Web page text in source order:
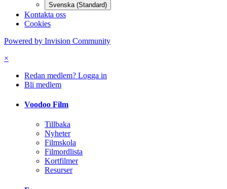
Svenska (Standard)
Kontakta oss
Cookies
Powered by Invision Community
×
Redan medlem? Logga in
Bli medlem
Voodoo Film
Tillbaka
Nyheter
Filmskola
Filmordlista
Kortfilmer
Resurser